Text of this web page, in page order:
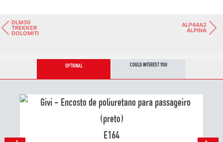
DLM30
TREKKER
DOLOMITI
ALP44A2
ALPINA
OPTIONAL COULD INTEREST YOU
E164